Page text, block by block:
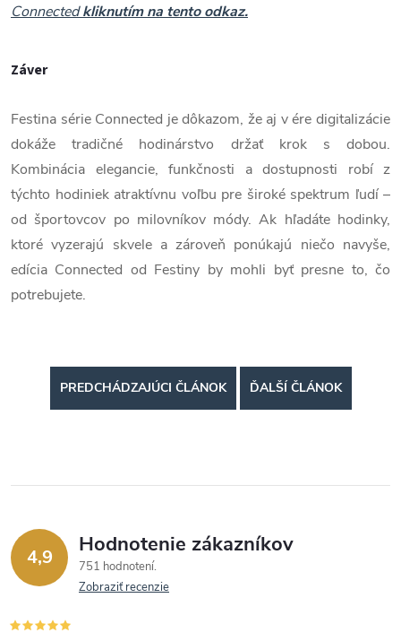
Connectedkliknutím na tento odkaz.
Záver
Festina série Connected je dôkazom, že aj v ére digitalizácie
dokáže tradičné hodinárstvo držať krok s dobou.
Kombinácia elegancie, funkčnosti a dostupnosti robí z
týchto hodiniek atraktívnu voľbu pre široké spektrum ľudí –
od športovcov po milovníkov módy. Ak hľadáte hodinky,
ktoré vyzerajú skvele a zároveň ponúkajú niečo navyše,
edícia Connected od Festiny by mohli byť presne to, čo
potrebujete.
PREDCHÁDZAJÚCI ČLÁNOK ĎALŠÍ ČLÁNOK
4,9 Hodnotenie zákazníkov
751 hodnotení
Zobraziť recenzie